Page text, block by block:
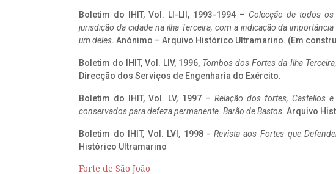
Boletim do IHIT, Vol. LI-LII, 1993-1994 – Colecção de todos
jurisdição da cidade na ilha Terceira, com a indicação da
um deles. Anónimo – Arquivo Histórico Ultramarino. (Em
Boletim do IHIT, Vol. LIV, 1996, Tombos dos Fortes da Ilha Terceira,
Direcção dos Serviços de Engenharia do Exército.
Boletim do IHIT, Vol. LV, 1997 – Relação dos fortes, Castellos
conservados para defeza permanente. Barão de Bastos. Arquivo
Boletim do IHIT, Vol. LVI, 1998 - Revista aos Fortes que
Histórico Ultramarino
Forte de São João